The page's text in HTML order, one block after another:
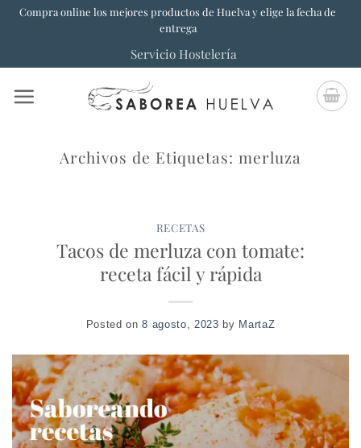
SaltarCompra online los mejores productos de Huelva y elige la fecha de
entrega
Servicio Hostelería
Archivos de Etiquetas:merluza
RECETAS
Tacos de merluza con tomate:
receta fácil y rápida
Posted on8 agosto, 2023 by MartaZ